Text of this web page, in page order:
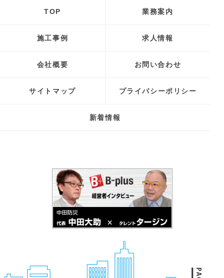
TOP 業務案内
施工事例 求人情報
会社概要 お問い合わせ
サイトマップ プライバシーポリシー
新着情報